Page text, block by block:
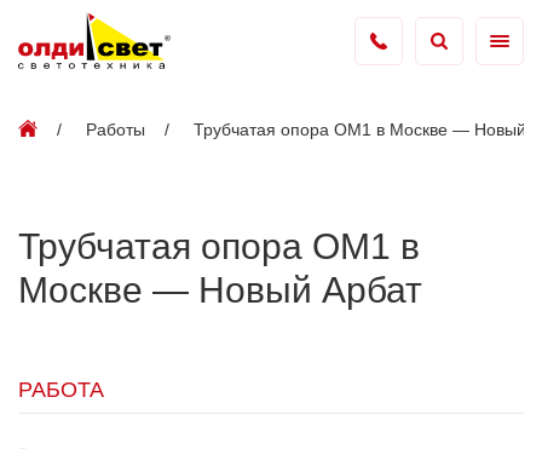
Работы Трубчатая опора ОМ1 в Москве — Новый
Трубчатая опора ОМ1 в
Москве — Новый Арбат
РАБОТА